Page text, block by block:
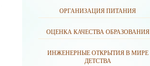
ОРГАНИЗАЦИЯ ПИТАНИЯ
ОЦЕНКА КАЧЕСТВА ОБРАЗОВАНИЯ
ИНЖЕНЕРНЫЕ ОТКРЫТИЯ В МИРЕ
ДЕТСТВА